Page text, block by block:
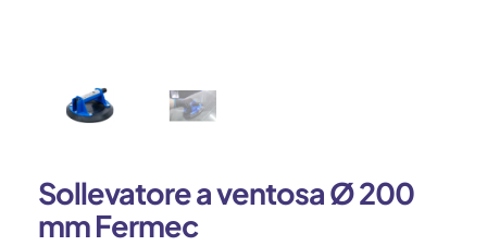
Sollevatore a ventosa Ø 200
mm Fermec